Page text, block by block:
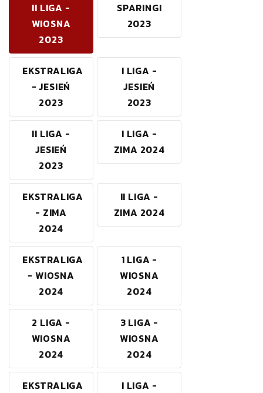
II LIGA -
WIOSNA
2023
SPARINGI
2023
EKSTRALIGA
- JESIEŃ
2023
I LIGA -
JESIEŃ
2023
II LIGA -
JESIEŃ
2023
I LIGA -
ZIMA 2024
EKSTRALIGA
- ZIMA
2024
II LIGA -
ZIMA 2024
EKSTRALIGA
- WIOSNA
2024
1 LIGA -
WIOSNA
2024
2 LIGA -
WIOSNA
2024
3 LIGA -
WIOSNA
2024
EKSTRALIGA
I LIGA -